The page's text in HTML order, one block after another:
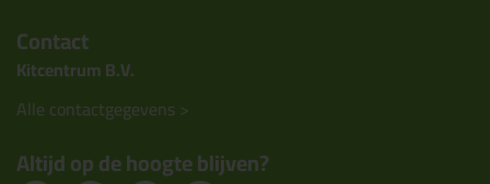
Contact
Kitcentrum B.V.
Alle contactgegevens >
Altijd op de hoogte blijven?